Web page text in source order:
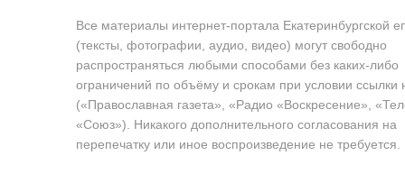
Все материалы интернет-портала Екатеринбургской
(тексты, фотографии, аудио, видео) могут свободно
распространяться любыми способами без каких-либо
ограничений по объёму и срокам при условии ссылки
(«Православная газета», «Радио «Воскресение»,
«Союз»). Никакого дополнительного согласования на
перепечатку или иное воспроизведение не требуется.